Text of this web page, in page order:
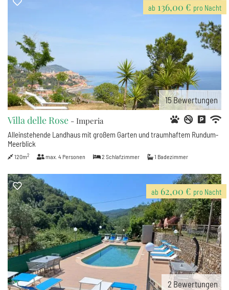
4
ab 136,00 € pro Nacht
15Bewertungen
Villa delle Rose - Imperia
Alleinstehende Landhaus mit großem Garten und traumhaftem Rundum-
Meerblick
120m2 max. 4 Personen 2 Schlafzimmer 1 Badezimmer
ab 62,00 € pro Nacht
2 Bewertungen